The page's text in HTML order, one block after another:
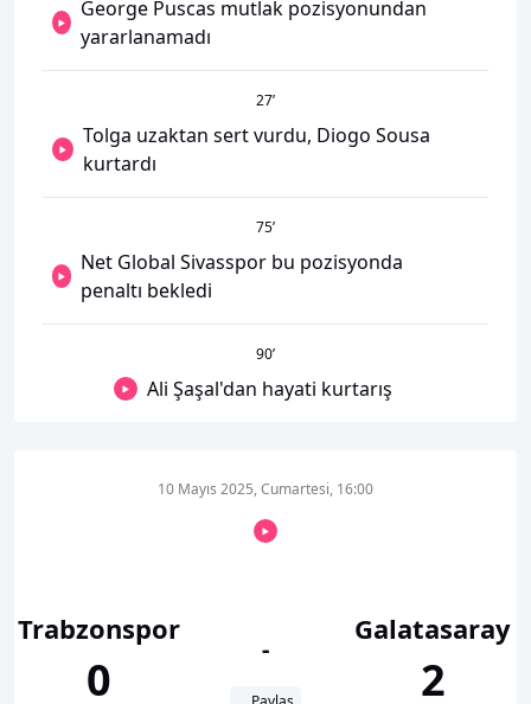
George Puscas mutlak pozisyonundan
yararlanamadı
27’
Tolga uzaktan sert vurdu, Diogo Sousa
kurtardı
75’
Net Global Sivasspor bu pozisyonda
penaltı bekledi
90’
Ali Şaşal'dan hayati kurtarış
Trabzonspor
0
10 Mayıs 2025, Cumartesi, 16:00
-
Galatasaray
2